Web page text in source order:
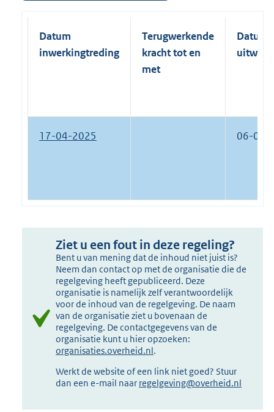
Datum
inwerkingtreding
Terugwerkende
kracht tot en
met
Datum
17-04-2025 06-08-
Ziet u een fout in deze regeling?
Bent u van mening dat de inhoud niet juist is?
Neem dan contact op met de organisatie die de
regelgeving heeft gepubliceerd. Deze
organisatie is namelijk zelf verantwoordelijk
voor de inhoud van de regelgeving. De naam
van de organisatie ziet u bovenaan de
regelgeving. De contactgegevens van de
organisatie kunt u hier opzoeken:
organisaties.overheid.nl.
Werkt de website of een link niet goed? Stuur
dan een e-mail naar regelgeving@overheid.nl